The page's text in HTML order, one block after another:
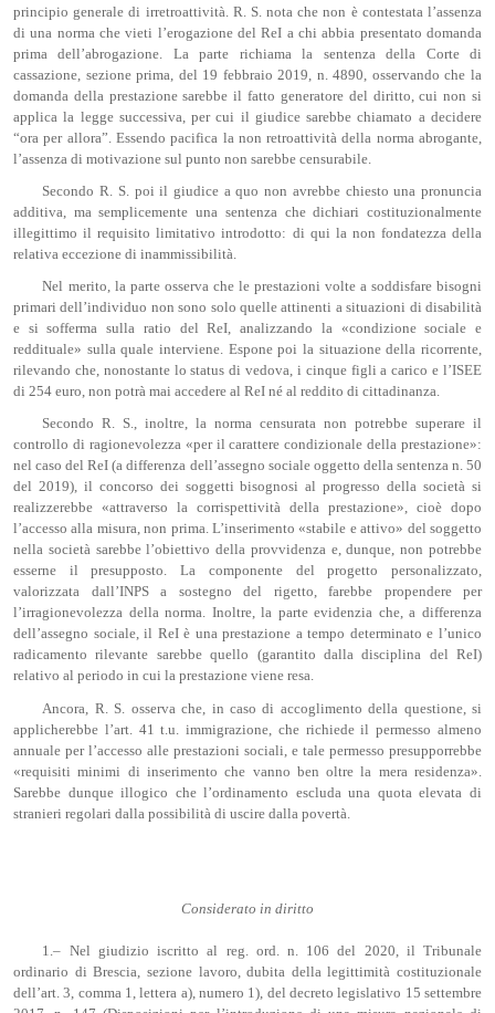
principio generale di irretroattività. R. S. nota che non è contestata l’assenza
di una norma che vieti l’erogazione del ReI a chi abbia presentato domanda
prima dell’abrogazione. La parte richiama la sentenza della Corte di
cassazione, sezione prima, del 19 febbraio 2019, n. 4890, osservando che la
domanda della prestazione sarebbe il fatto generatore del diritto, cui non si
applica la legge successiva, per cui il giudice sarebbe chiamato a decidere
“ora per allora”. Essendo pacifica la non retroattività della norma abrogante,
l’assenza di motivazione sul punto non sarebbe censurabile.
Secondo R. S. poi il giudice a quo non avrebbe chiesto una pronuncia
additiva, ma semplicemente una sentenza che dichiari costituzionalmente
illegittimo il requisito limitativo introdotto: di qui la non fondatezza della
relativa eccezione di inammissibilità.
Nel merito, la parte osserva che le prestazioni volte a soddisfare bisogni
primari dell’individuo non sono solo quelle attinenti a situazioni di disabilità
e si sofferma sulla ratio del ReI, analizzando la «condizione sociale e
reddituale» sulla quale interviene. Espone poi la situazione della ricorrente,
rilevando che, nonostante lo status di vedova, i cinque figli a carico e l’ISEE
di 254 euro, non potrà mai accedere al ReI né al reddito di cittadinanza.
Secondo R. S., inoltre, la norma censurata non potrebbe superare il
controllo di ragionevolezza «per il carattere condizionale della prestazione»:
nel caso del ReI (a differenza dell’assegno sociale oggetto della sentenza n. 50
del 2019), il concorso dei soggetti bisognosi al progresso della società si
realizzerebbe «attraverso la corrispettività della prestazione», cioè dopo
l’accesso alla misura, non prima. L’inserimento «stabile e attivo» del soggetto
nella società sarebbe l’obiettivo della provvidenza e, dunque, non potrebbe
esserne il presupposto. La componente del progetto personalizzato,
valorizzata dall’INPS a sostegno del rigetto, farebbe propendere per
l’irragionevolezza della norma. Inoltre, la parte evidenzia che, a differenza
dell’assegno sociale, il ReI è una prestazione a tempo determinato e l’unico
radicamento rilevante sarebbe quello (garantito dalla disciplina del ReI)
relativo al periodo in cui la prestazione viene resa.
Ancora, R. S. osserva che, in caso di accoglimento della questione, si
applicherebbe l’art. 41 t.u. immigrazione, che richiede il permesso almeno
annuale per l’accesso alle prestazioni sociali, e tale permesso presupporrebbe
«requisiti minimi di inserimento che vanno ben oltre la mera residenza».
Sarebbe dunque illogico che l’ordinamento escluda una quota elevata di
stranieri regolari dalla possibilità di uscire dalla povertà.
Considerato in diritto
1.– Nel giudizio iscritto al reg. ord. n. 106 del 2020, il Tribunale
ordinario di Brescia, sezione lavoro, dubita della legittimità costituzionale
dell’art. 3, comma 1, lettera a), numero 1), del decreto legislativo 15 settembre